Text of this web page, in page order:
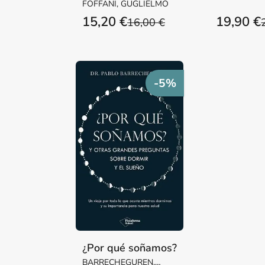
FOFFANI, GUGLIELMO
16,00 €
15,20 € 19,90 €
-5%
¿Por qué soñamos?
BARRECHEGUREN,